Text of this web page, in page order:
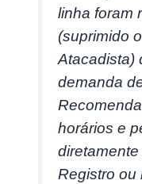
linha foram
(suprimido
Atacadista)
demanda
horários e
Registro ou